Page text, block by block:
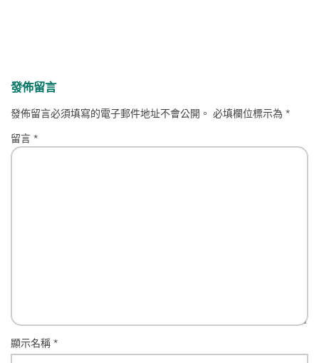
發佈留言
發佈留言必須填寫的電子郵件地址不會公開。 必填欄位標示為*
留言*
顯示名稱*